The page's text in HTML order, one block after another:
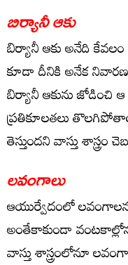
బిర్యానీ ఆకు
బిర్యానీ ఆకు అనేది కేవలం
కూడా దీనికి అనేక
బిర్యానీ ఆకును జోడించి
ప్రతికూలతలు
తెస్తుందని వాస్తు శాస్త్రం
లవంగాలు
ఆయుర్వేదంలో
అంతేకాకుండా
వాస్తు శాస్త్రంలోనూ